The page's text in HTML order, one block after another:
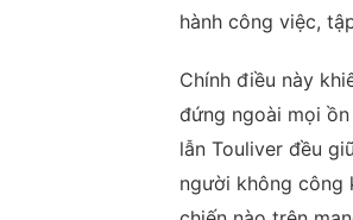
hành công việc,
Chính điều này
đứng ngoài mọi
lẫn Touliver đều
người không công